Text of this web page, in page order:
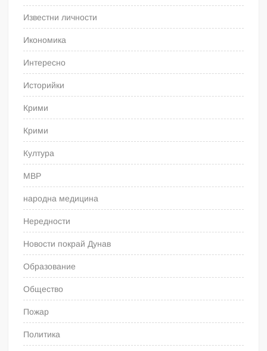
Известни личности
Икономика
Интересно
Историйки
Крими
Крими
Култура
МВР
народна медицина
Нередности
Новости покрай Дунав
Образование
Общество
Пожар
Политика